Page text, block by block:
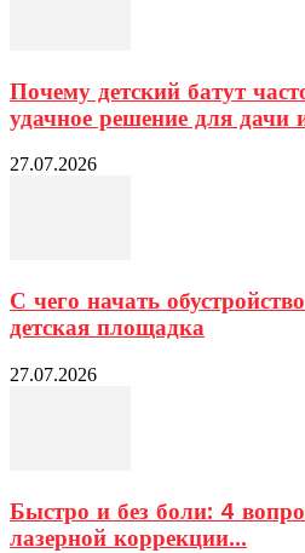
Почему детский батут
удачное решение для дачи
27.07.2026
С чего начать
детская площадка
27.07.2026
Быстро и без боли: 4
лазерной коррекции...